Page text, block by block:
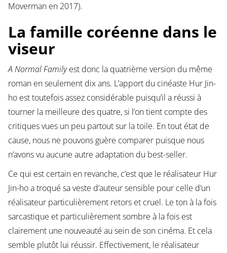
Moverman en 2017).
La famille coréenne dans le
viseur
A Normal Familyest donc la quatrième version du même
roman en seulement dix ans. L’apport du cinéaste Hur Jin-
ho est toutefois assez considérable puisqu’il a réussi à
tourner la meilleure des quatre, si l’on tient compte des
critiques vues un peu partout sur la toile. En tout état de
cause, nous ne pouvons guère comparer puisque nous
n’avons vu aucune autre adaptation du best-seller.
Ce qui est certain en revanche, c’est que le réalisateur Hur
Jin-ho a troqué sa veste d’auteur sensible pour celle d’un
réalisateur particulièrement retors et cruel. Le ton à la fois
sarcastique et particulièrement sombre à la fois est
clairement une nouveauté au sein de son cinéma. Et cela
semble plutôt lui réussir. Effectivement, le réalisateur